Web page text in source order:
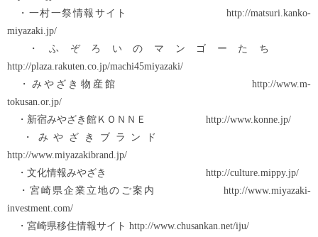
・一村一祭情報サイト http://matsuri.kanko-
miyazaki.jp/
・ふぞろいのマンゴーたち
http://plaza.rakuten.co.jp/machi45miyazaki/
・みやざき物産館 http://www.m-
tokusan.or.jp/
・新宿みやざき館ＫＯＮＮＥ http://www.konne.jp/
・みやざきブランド
http://www.miyazakibrand.jp/
・文化情報みやざき http://culture.mippy.jp/
・宮崎県企業立地のご案内 http://www.miyazaki-
investment.com/
・宮崎県移住情報サイト http://www.chusankan.net/iju/